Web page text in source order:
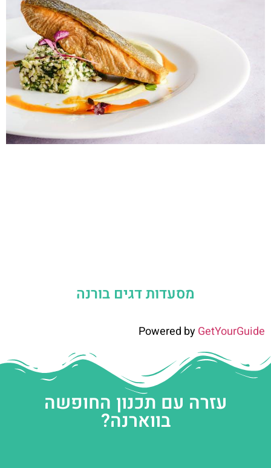
מסעדות דגים בורנה
Powered byGetYourGuide
עזרה עם תכנון החופשה
בווארנה?